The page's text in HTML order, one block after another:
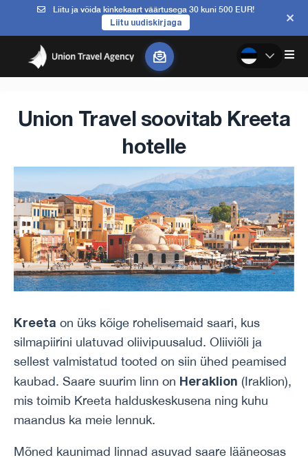
Liitu ja võida kinkekaart väärtusega 30 kuni 500 EUR!
Liitu uudiskirjaga
Union Travel soovitab Kreeta
hotelle
Kreeta on üks kõige rohelisemaid saari, kus
silmapiirini ulatuvad oliivipuusalud. Oliiviõli ja
sellest valmistatud tooted on siin ühed peamised
kaubad. Saare suurim linn on Heraklion (Iraklion),
mis toimib Kreeta halduskeskusena ning kuhu
maandus ka meie lennuk.
Mõned kaunimad linnad asuvad saare lääneosas